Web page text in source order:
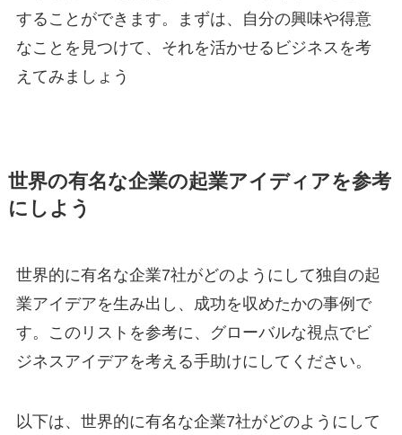
することができます。まずは、自分の興味や得意
なことを見つけて、それを活かせるビジネスを考
えてみましょう
世界の有名な企業の起業アイディアを参考
にしよう
世界的に有名な企業7社がどのようにして独自の起
業アイデアを生み出し、成功を収めたかの事例で
す。このリストを参考に、グローバルな視点でビ
ジネスアイデアを考える手助けにしてください。
以下は、世界的に有名な企業7社がどのようにして